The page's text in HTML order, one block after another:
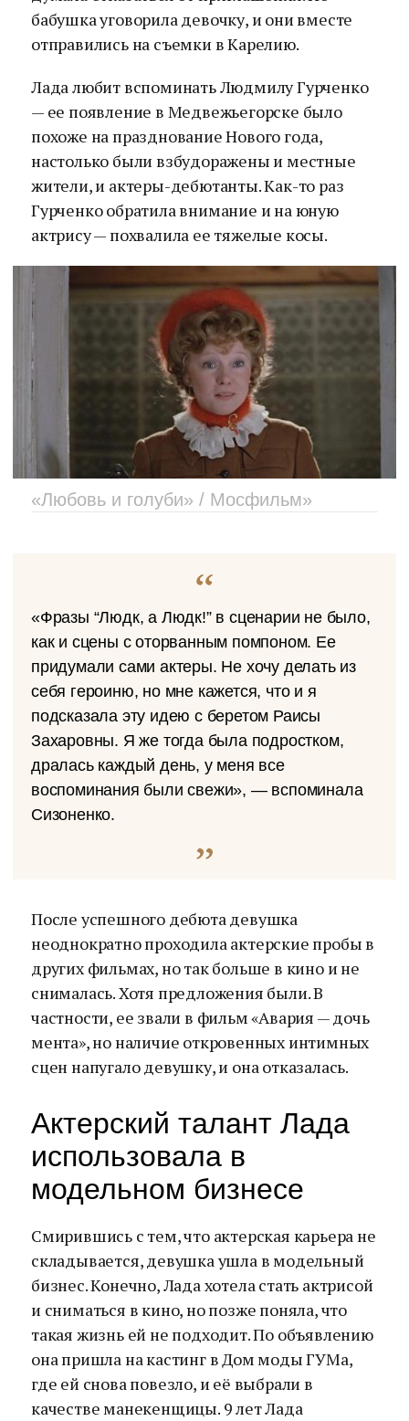
бабушка уговорила девочку, и они вместе
отправились на съемки в Карелию.
Лада любит вспоминать Людмилу Гурченко
— ее появление в Медвежьегорске было
похоже на празднование Нового года,
настолько были взбудоражены и местные
жители, и актеры-дебютанты. Как-то раз
Гурченко обратила внимание и на юную
актрису — похвалила ее тяжелые косы.
«Любовь и голуби» / Мосфильм»
«Фразы “Людк, а Людк!” в сценарии не было,
как и сцены с оторванным помпоном. Ее
придумали сами актеры. Не хочу делать из
себя героиню, но мне кажется, что и я
подсказала эту идею с беретом Раисы
Захаровны. Я же тогда была подростком,
дралась каждый день, у меня все
воспоминания были свежи», — вспоминала
Сизоненко.
После успешного дебюта девушка
неоднократно проходила актерские пробы в
других фильмах, но так больше в кино и не
снималась. Хотя предложения были. В
частности, ее звали в фильм «Авария — дочь
мента», но наличие откровенных интимных
сцен напугало девушку, и она отказалась.
Актерский талант Лада
использовала в
модельном бизнесе
Смирившись с тем, что актерская карьера не
складывается, девушка ушла в модельный
бизнес. Конечно, Лада хотела стать актрисой
и сниматься в кино, но позже поняла, что
такая жизнь ей не подходит. По объявлению
она пришла на кастинг в Дом моды ГУМа,
где ей снова повезло, и её выбрали в
качестве манекенщицы. 9 лет Лада